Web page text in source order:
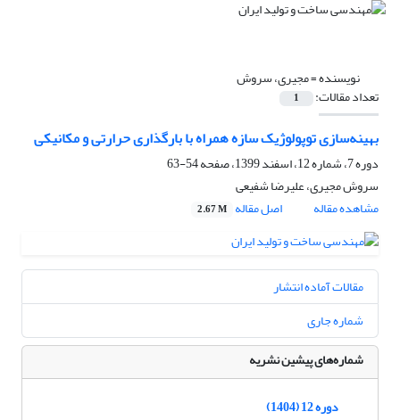
نویسنده =مجیری، سروش
تعداد مقالات: 1
بهینه‌سازی توپولوژیک سازه همراه با بارگذاری حرارتی و مکانیکی
دوره 7، شماره 12، اسفند 1399، صفحه
54-63
سروش مجیری، علیرضا شفیعی
مشاهده مقاله
اصل مقاله 2.67 M
مقالات آماده انتشار
شماره جاری
شماره‌های پیشین نشریه
دوره 12 (1404)